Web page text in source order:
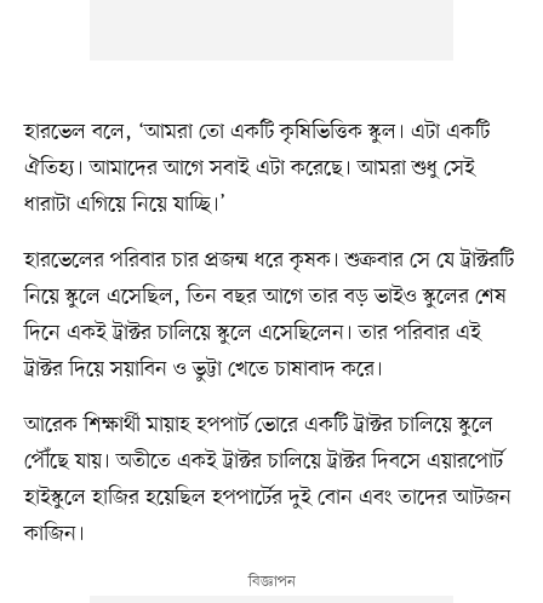
হারভেল বলে, ‘আমরা তো একটি কৃষিভিত্তিক স্কুল। এটা একটি
ঐতিহ্য। আমাদের আগে সবাই এটা করেছে। আমরা শুধু সেই
ধারাটা এগিয়ে নিয়ে যাচ্ছি।’
হারভেলের পরিবার চার প্রজন্ম ধরে কৃষক। শুক্রবার সে যে ট্রাক্টরটি
নিয়ে স্কুলে এসেছিল, তিন বছর আগে তার বড় ভাইও স্কুলের শেষ
দিনে একই ট্রাক্টর চালিয়ে স্কুলে এসেছিলেন। তার পরিবার এই
ট্রাক্টর দিয়ে সয়াবিন ও ভুট্টা খেতে চাষাবাদ করে।
আরেক শিক্ষার্থী মায়াহ হপপার্ট ভোরে একটি ট্রাক্টর চালিয়ে স্কুলে
পৌঁছে যায়। অতীতে একই ট্রাক্টর চালিয়ে ট্রাক্টর দিবসে এয়ারপোর্ট
হাইস্কুলে হাজির হয়েছিল হপপার্টের দুই বোন এবং তাদের আটজন
কাজিন।